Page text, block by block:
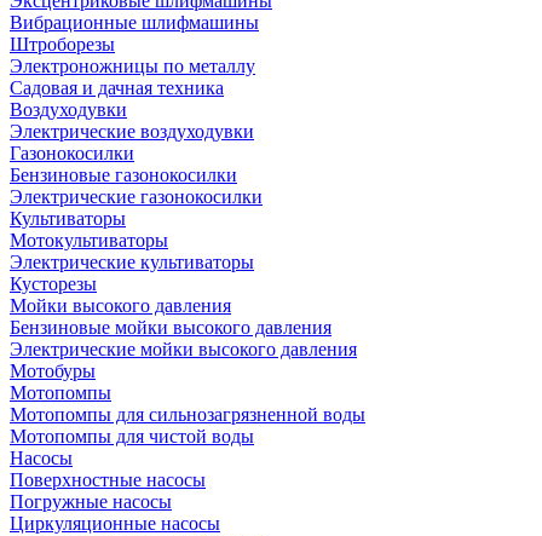
Вибрационные шлифмашины
Штроборезы
Электроножницы по металлу
Садовая и дачная техника
Воздуходувки
Электрические воздуходувки
Газонокосилки
Бензиновые газонокосилки
Электрические газонокосилки
Культиваторы
Мотокультиваторы
Электрические культиваторы
Кусторезы
Мойки высокого давления
Бензиновые мойки высокого давления
Электрические мойки высокого давления
Мотобуры
Мотопомпы
Мотопомпы для сильнозагрязненной воды
Мотопомпы для чистой воды
Насосы
Поверхностные насосы
Погружные насосы
Циркуляционные насосы